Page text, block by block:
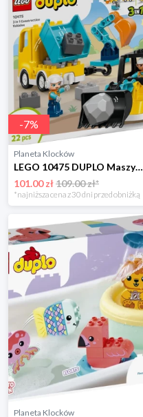
-7%
Planeta Klocków
LEGO 10475 DUPLO Maszyny budowlane 3 w 1 Lego
101.00 zł109.00 zł*
*najniższa cena z 30 dni przed obniżką
Planeta Klocków